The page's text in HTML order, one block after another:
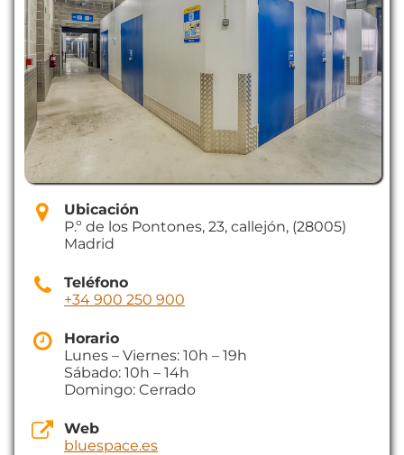
Ubicación
P.º de los Pontones, 23, callejón, (28005)
Madrid
Teléfono
+34 900 250 900
Horario
Lunes – Viernes: 10h – 19h
Sábado: 10h – 14h
Domingo: Cerrado
Web
bluespace.es